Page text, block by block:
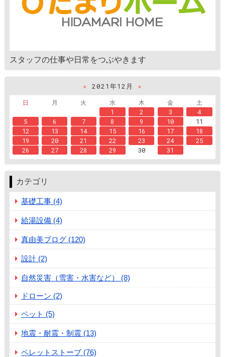
スタッフの仕事や日常をつぶやきます
« 2021年12月
»
日
月 火 水 木 金
土
1
2 3
4
5
6 7 8 9 10
11
12
13 14 15 16 17
18
19
20 21 22 23 24
25
26
27 28 29 30 31
カテゴリ
基礎工事 (4)
給湯設備 (4)
真由美ブログ (120)
設計 (2)
自然災害（雪害・水害など） (8)
ドローン (2)
ペット (5)
地震・耐震・制震 (13)
ペレットストーブ (76)